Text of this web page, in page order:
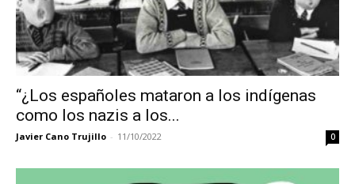
“¿Los españoles mataron a los indígenas
como los nazis a los...
Javier Cano Trujillo - 11/10/2022 0